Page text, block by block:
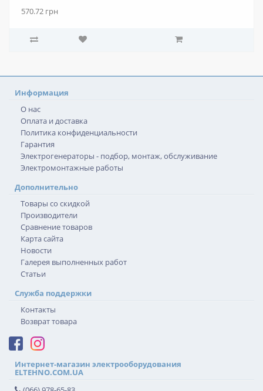
570.72 грн
Информация
О нас
Оплата и доставка
Политика конфиденциальности
Гарантия
Электрогенераторы - подбор, монтаж, обслуживание
Электромонтажные работы
Дополнительно
Товары со скидкой
Производители
Сравнение товаров
Карта сайта
Новости
Галерея выполненных работ
Статьи
Служба поддержки
Контакты
Возврат товара
Интернет-магазин электрооборудования
ELTEHNO.COM.UA